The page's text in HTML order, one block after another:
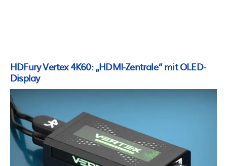
HDFury Vertex 4K60: „HDMI-Zentrale“ mit OLED-
Display